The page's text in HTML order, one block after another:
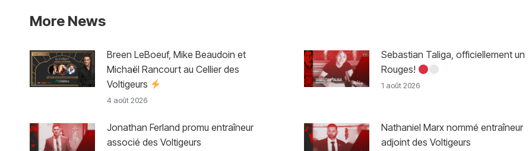
More News
Breen LeBoeuf, Mike Beaudoin et
Michaël Rancourt au Cellier des
Voltigeurs
4 août 2026
Sebastian Taliga, officiellement un
Rouges!
1 août 2026
Jonathan Ferland promu entraîneur
associé des Voltigeurs
Nathaniel Marx nommé entraîneur
adjoint des Voltigeurs